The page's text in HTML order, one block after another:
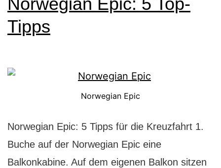
Tipps
Norwegian Epic
Norwegian Epic: 5 Tipps für die Kreuzfahrt 1.
Buche auf der Norwegian Epic eine
Balkonkabine. Auf dem eigenen Balkon sitzen